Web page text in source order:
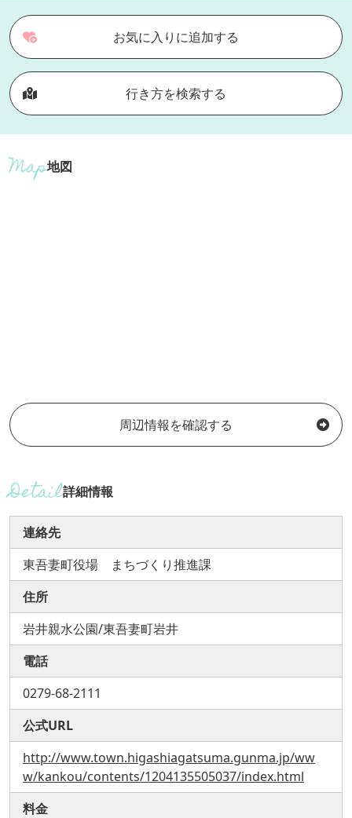
お気に入りに追加する
行き方を検索する
地図
周辺情報を確認する
詳細情報
連絡先
東吾妻町役場 まちづくり推進課
住所
岩井親水公園/東吾妻町岩井
電話
0279-68-2111
公式URL
http://www.town.higashiagatsuma.gunma.jp/ww
w/kankou/contents/1204135505037/index.html
料金